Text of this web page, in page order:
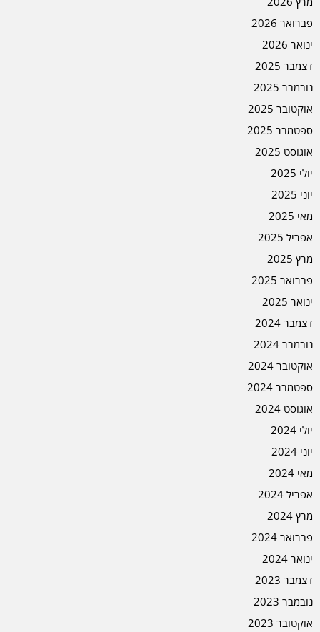
פברואר 2026
ינואר 2026
דצמבר 2025
נובמבר 2025
אוקטובר 2025
ספטמבר 2025
אוגוסט 2025
יולי 2025
יוני 2025
מאי 2025
אפריל 2025
מרץ 2025
פברואר 2025
ינואר 2025
דצמבר 2024
נובמבר 2024
אוקטובר 2024
ספטמבר 2024
אוגוסט 2024
יולי 2024
יוני 2024
מאי 2024
אפריל 2024
מרץ 2024
פברואר 2024
ינואר 2024
דצמבר 2023
נובמבר 2023
אוקטובר 2023